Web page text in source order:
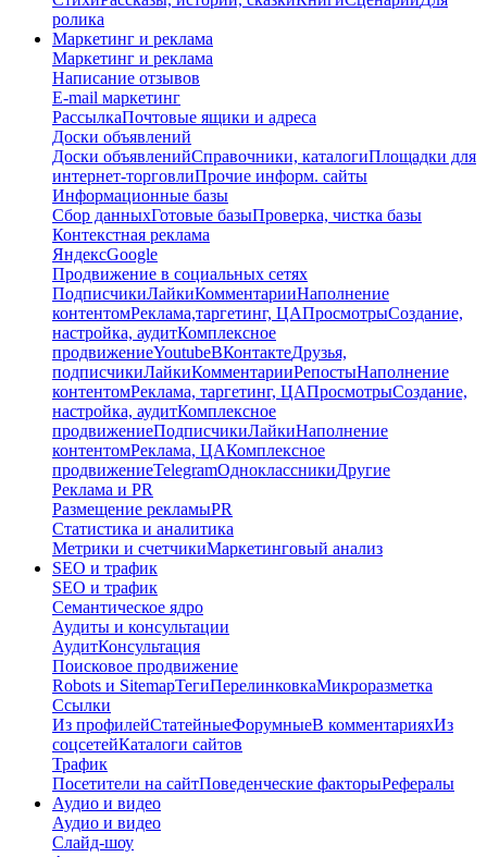
ролика
Маркетинг и реклама
Маркетинг и реклама
Написание отзывов
E-mail маркетинг
РассылкаПочтовые ящики и адреса
Доски объявлений
Доски объявленийСправочники, каталогиПлощадки для
интернет-торговлиПрочие информ. сайты
Информационные базы
Сбор данныхГотовые базыПроверка, чистка базы
Контекстная реклама
ЯндексGoogle
Продвижение в социальных сетях
ПодписчикиЛайкиКомментарииНаполнение
контентомРеклама,таргетинг, ЦАПросмотрыСоздание,
настройка, аудитКомплексное
продвижениеYoutubeВКонтактеДрузья,
подписчикиЛайкиКомментарииРепостыНаполнение
контентомРеклама, таргетинг, ЦАПросмотрыСоздание,
настройка, аудитКомплексное
продвижениеПодписчикиЛайкиНаполнение
контентомРеклама, ЦАКомплексное
продвижениеTelegramОдноклассникиДругие
Реклама и PR
Размещение рекламыPR
Статистика и аналитика
Метрики и счетчикиМаркетинговый анализ
SEO и трафик
SEO и трафик
Семантическое ядро
Аудиты и консультации
АудитКонсультация
Поисковое продвижение
Robots и SitemapТегиПерелинковкаМикроразметка
Ссылки
Из профилейСтатейныеФорумныеВ комментарияхИз
соцсетейКаталоги сайтов
Трафик
Посетители на сайтПоведенческие факторыРефералы
Аудио и видео
Аудио и видео
Слайд-шоу